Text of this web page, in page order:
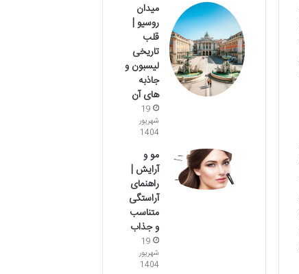
میدان
روسیو |
قلب
تاریخی
لیسبون و
جاذبه
های آن
19
شهریور
1404
مو و
آرایش |
راهنمای
آراستگی
متناسب
و جذاب
19
شهریور
1404